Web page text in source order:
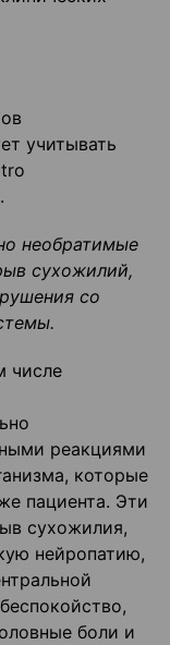
учитывать
.
необратимые
сухожилий,
со
числе
реакциями
которые
пациента. Эти
сухожилия,
нейропатию,
боли и